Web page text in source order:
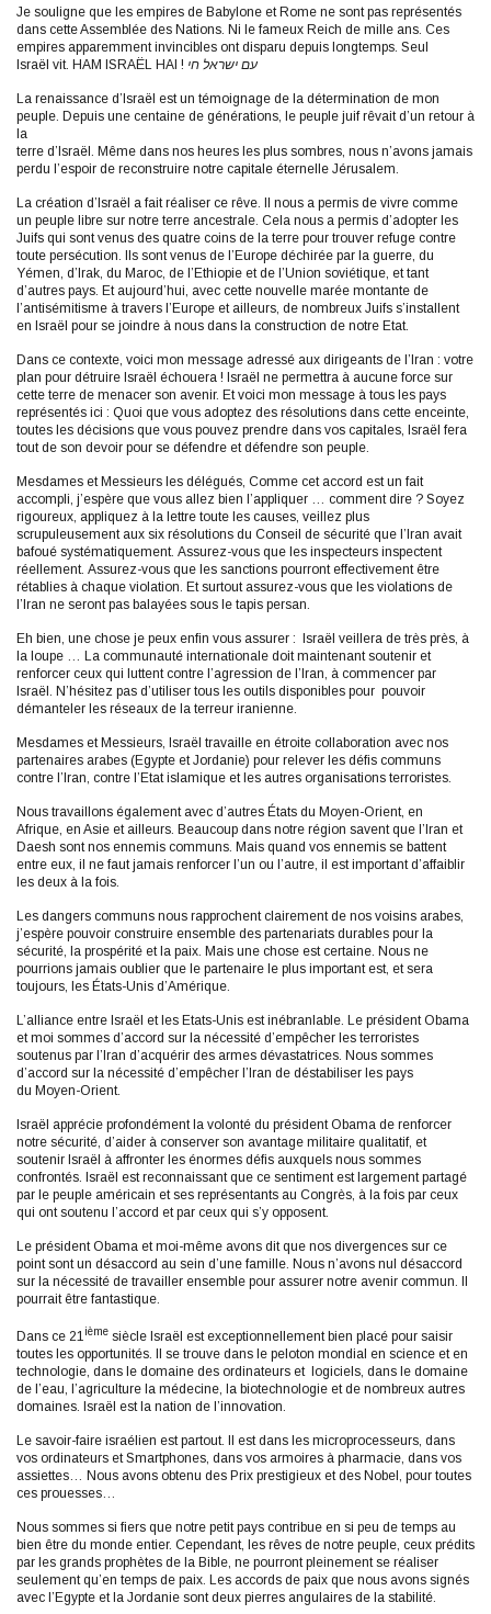
Je souligne que les empires de Babylone et Rome ne sont pas représentés
dans cette Assemblée des Nations. Ni le fameux Reich de mille ans. Ces
empires apparemment invincibles ont disparu depuis longtemps. Seul
Israël vit. HAM ISRAËL HAI ! עם ישראל חי
La renaissance d’Israël est un témoignage de la détermination de mon
peuple. Depuis une centaine de générations, le peuple juif rêvait d’un retour à
la
terre d’Israël. Même dans nos heures les plus sombres, nous n’avons jamais
perdu l’espoir de reconstruire notre capitale éternelle Jérusalem.
La création d’Israël a fait réaliser ce rêve. Il nous a permis de vivre comme
un peuple libre sur notre terre ancestrale. Cela nous a permis d’adopter les
Juifs qui sont venus des quatre coins de la terre pour trouver refuge contre
toute persécution. Ils sont venus de l’Europe déchirée par la guerre, du
Yémen, d’Irak, du Maroc, de l’Ethiopie et de l’Union soviétique, et tant
d’autres pays. Et aujourd’hui, avec cette nouvelle marée montante de
l’antisémitisme à travers l’Europe et ailleurs, de nombreux Juifs s’installent
en Israël pour se joindre à nous dans la construction de notre Etat.
Dans ce contexte, voici mon message adressé aux dirigeants de l’Iran : votre
plan pour détruire Israël échouera ! Israël ne permettra à aucune force sur
cette terre de menacer son avenir. Et voici mon message à tous les pays
représentés ici : Quoi que vous adoptez des résolutions dans cette enceinte,
toutes les décisions que vous pouvez prendre dans vos capitales, Israël fera
tout de son devoir pour se défendre et défendre son peuple.
Mesdames et Messieurs les délégués, Comme cet accord est un fait
accompli, j’espère que vous allez bien l’appliquer … comment dire ? Soyez
rigoureux, appliquez à la lettre toute les causes, veillez plus
scrupuleusement aux six résolutions du Conseil de sécurité que l’Iran avait
bafoué systématiquement. Assurez-vous que les inspecteurs inspectent
réellement. Assurez-vous que les sanctions pourront effectivement être
rétablies à chaque violation. Et surtout assurez-vous que les violations de
l’Iran ne seront pas balayées sous le tapis persan.
Eh bien, une chose je peux enfin vous assurer : Israël veillera de très près, à
la loupe … La communauté internationale doit maintenant soutenir et
renforcer ceux qui luttent contre l’agression de l’Iran, à commencer par
Israël. N’hésitez pas d’utiliser tous les outils disponibles pour pouvoir
démanteler les réseaux de la terreur iranienne.
Mesdames et Messieurs, Israël travaille en étroite collaboration avec nos
partenaires arabes (Egypte et Jordanie) pour relever les défis communs
contre l’Iran, contre l’Etat islamique et les autres organisations terroristes.
Nous travaillons également avec d’autres États du Moyen-Orient, en
Afrique, en Asie et ailleurs. Beaucoup dans notre région savent que l’Iran et
Daesh sont nos ennemis communs. Mais quand vos ennemis se battent
entre eux, il ne faut jamais renforcer l’un ou l’autre, il est important d’affaiblir
les deux à la fois.
Les dangers communs nous rapprochent clairement de nos voisins arabes,
j’espère pouvoir construire ensemble des partenariats durables pour la
sécurité, la prospérité et la paix. Mais une chose est certaine. Nous ne
pourrions jamais oublier que le partenaire le plus important est, et sera
toujours, les États-Unis d’Amérique.
L’alliance entre Israël et les Etats-Unis est inébranlable. Le président Obama
et moi sommes d’accord sur la nécessité d’empêcher les terroristes
soutenus par l’Iran d’acquérir des armes dévastatrices. Nous sommes
d’accord sur la nécessité d’empêcher l’Iran de déstabiliser les pays
du Moyen-Orient.
Israël apprécie profondément la volonté du président Obama de renforcer
notre sécurité, d’aider à conserver son avantage militaire qualitatif, et
soutenir Israël à affronter les énormes défis auxquels nous sommes
confrontés. Israël est reconnaissant que ce sentiment est largement partagé
par le peuple américain et ses représentants au Congrès, à la fois par ceux
qui ont soutenu l’accord et par ceux qui s’y opposent.
Le président Obama et moi-même avons dit que nos divergences sur ce
point sont un désaccord au sein d’une famille. Nous n’avons nul désaccord
sur la nécessité de travailler ensemble pour assurer notre avenir commun. Il
pourrait être fantastique.
Dans ce 21ième siècle Israël est exceptionnellement bien placé pour saisir
toutes les opportunités. Il se trouve dans le peloton mondial en science et en
technologie, dans le domaine des ordinateurs et logiciels, dans le domaine
de l’eau, l’agriculture la médecine, la biotechnologie et de nombreux autres
domaines. Israël est la nation de l’innovation.
Le savoir-faire israélien est partout. Il est dans les microprocesseurs, dans
vos ordinateurs et Smartphones, dans vos armoires à pharmacie, dans vos
assiettes… Nous avons obtenu des Prix prestigieux et des Nobel, pour toutes
ces prouesses…
Nous sommes si fiers que notre petit pays contribue en si peu de temps au
bien être du monde entier. Cependant, les rêves de notre peuple, ceux prédits
par les grands prophètes de la Bible, ne pourront pleinement se réaliser
seulement qu’en temps de paix. Les accords de paix que nous avons signés
avec l’Egypte et la Jordanie sont deux pierres angulaires de la stabilité.